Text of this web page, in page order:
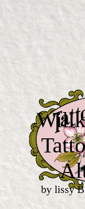
by lissy